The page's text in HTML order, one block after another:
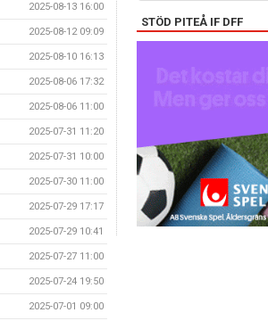
2025-08-13 16:00
2025-08-12 09:09
2025-08-10 16:13
2025-08-06 17:32
2025-08-06 11:00
2025-07-31 11:20
2025-07-31 10:00
2025-07-30 11:00
2025-07-29 17:17
2025-07-29 10:41
2025-07-27 11:00
2025-07-24 19:50
2025-07-01 09:00
STÖD PITEÅ IF DFF